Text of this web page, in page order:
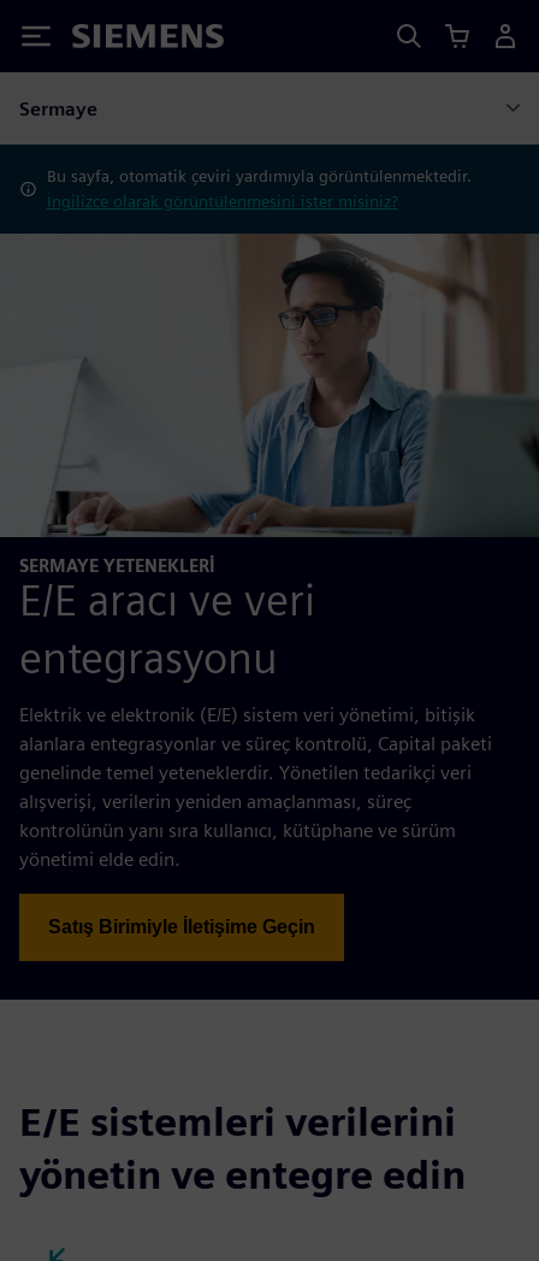
Siemens
Sermaye
Bu sayfa, otomatik çeviri yardımıyla görüntülenmektedir.
İngilizce olarak görüntülenmesini ister misiniz?
SERMAYE YETENEKLERI
E/E aracı ve veri
entegrasyonu
Elektrik ve elektronik (E/E) sistem veri yönetimi, bitişik
alanlara entegrasyonlar ve süreç kontrolü, Capital paketi
genelinde temel yeteneklerdir. Yönetilen tedarikçi veri
alışverişi, verilerin yeniden amaçlanması, süreç
kontrolünün yanı sıra kullanıcı, kütüphane ve sürüm
yönetimi elde edin.
Satış Birimiyle İletişime Geçin
E/E sistemleri verilerini
yönetin ve entegre edin